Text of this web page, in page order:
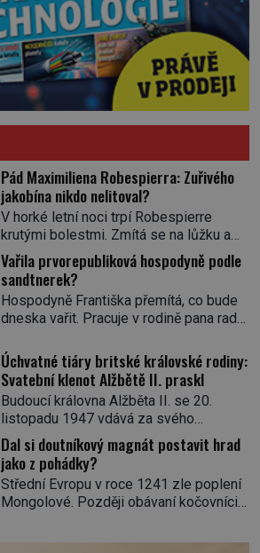
Pád Maximiliena Robespierra: Zuřivého
jakobína nikdo nelitoval?
V horké letní noci trpí Robespierre
krutými bolestmi. Zmítá se na lůžku a
hlavou mu víří kolotoč myšlenek. Když
se probere z mdlob, vzpomene si na
jednu z pařížských jasnovidek, kterou
před lety navštívil. Prorokovala mu
tragický osud. Tehdy se jí vysmál.
prohlásil o něm jiný významný
francouzský revolucionář, Honoré de
Mirabeau […]
Vařila prvorepubliková hospodyně podle
sandtnerek?
Hospodyně Františka přemítá, co bude
dneska vařit. Pracuje v rodině pana rady
rychle v jedné ze „sandtnerek“.
„Zaplaťpánbůh, že už nemusíme chodit
s lístky,“ povzdechne si směrem ke
služce, kterou má v kuchyni k ruce.
Ještě v prvních letech nové republiky
fungoval kvůli nedostatku zboží
přídělový systém. […]
Úchvatné tiáry britské královské rodiny:
Svatební klenot Alžbětě II. praskl
Budoucí královna Alžběta II. se 20.
listopadu 1947 vdává za svého
vyvoleného Filipa Mountbattena. Aby
měla na obřad ve Westminsteru podle
tradice „něco vypůjčeného“, její matka jí
věnuje jedinečný šperk ze své
soukromé kolekce – diamantovou tiáru
tiára,“ zhodnotil klenot britský politik Sir
Dal si doutníkový magnát postavit hrad
jako z pohádky?
Střední Evropu v roce 1241 zle poplení
Mongolové. Později obávaní kočovníci